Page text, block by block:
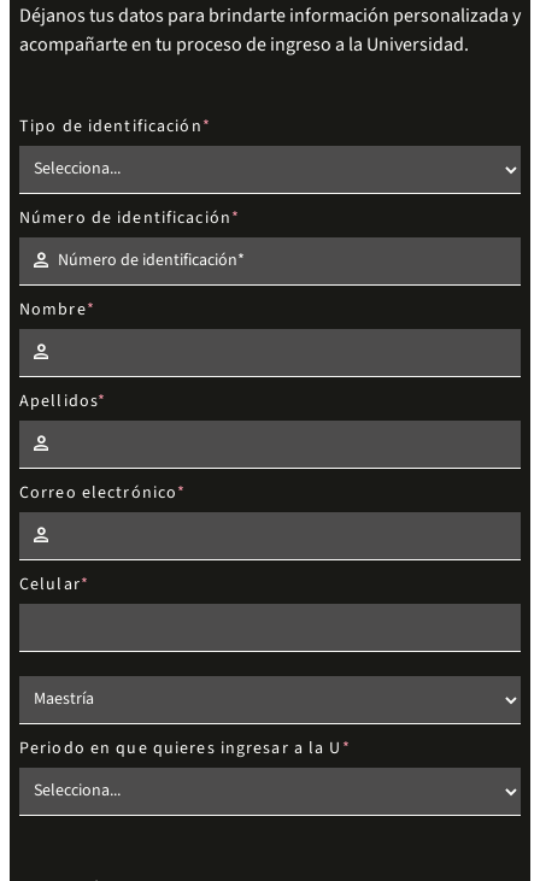
Déjanos tus datos para brindarte información personalizada y
acompañarte en tu proceso de ingreso a la Universidad.
Tipo de identificación
Número de identificación
Nombre
Apellidos
Correo electrónico
Celular
Elige el nivel de estudios
Periodo en que quieres ingresar a la U